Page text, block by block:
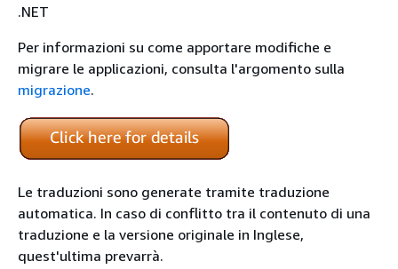
.NET
Per informazioni su come apportare modifiche e
migrare le applicazioni, consulta l'argomento sulla
migrazione.
Le traduzioni sono generate tramite traduzione
automatica. In caso di conflitto tra il contenuto di una
traduzione e la versione originale in Inglese,
quest'ultima prevarrà.